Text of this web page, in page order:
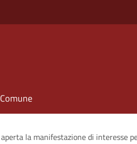
la manifestazione di interesse